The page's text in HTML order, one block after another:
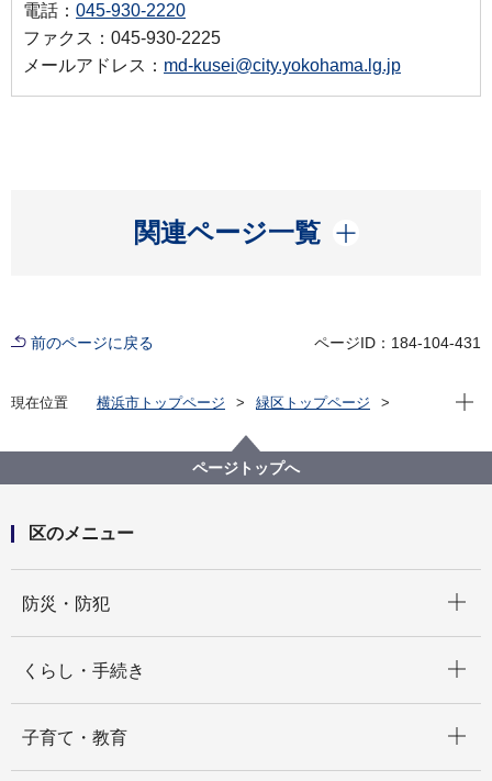
電話： 045-930-2220
ファクス：045-930-2225
メールアドレス： md-kusei@city.yokohama.lg.jp
関連ページ一覧
開く
前のページに戻る ページID：184-104-431
現在位置 横浜市トップページ
緑区トップページ
現在
ページトップへ
区のメニュー
防災・防犯
くらし・手続き
子育て・教育